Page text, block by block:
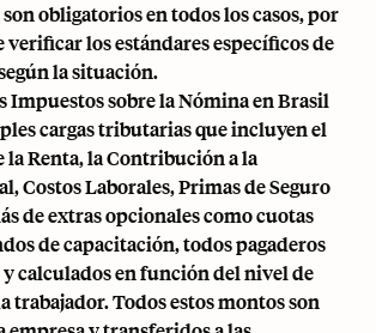
obligatorios en todos los casos, por
verificar los estándares específicos de
la situación.
Impuestos sobre la Nómina en Brasil
cargas tributarias que incluyen el
la Renta, la Contribución a la
Costos Laborales, Primas de Seguro
de extras opcionales como cuotas
de capacitación, todos pagaderos
calculados en función del nivel de
trabajador. Todos estos montos son